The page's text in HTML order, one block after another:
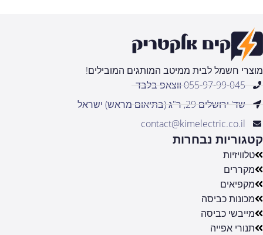
מוצרי חשמל לבית ממיטב המותגים המובילים!
055-97-99-045 ווצאפ בלבד
שד' ירושלים 29, ר"ג (בתיאום מראש) ישראל
contact@kimelectric.co.il
קטגוריות נבחרות
טלוויזיות
מקררים
מקפיאים
מכונות כביסה
מייבשי כביסה
תנורי אפייה